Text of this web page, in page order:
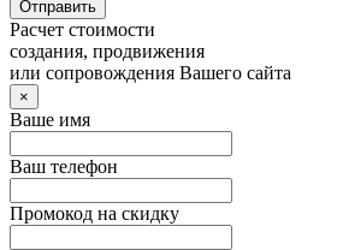
Отправить
Расчет стоимости
создания, продвижения
или сопровождения Вашего сайта
×
Ваше имя
Ваш телефон
Промокод на скидку